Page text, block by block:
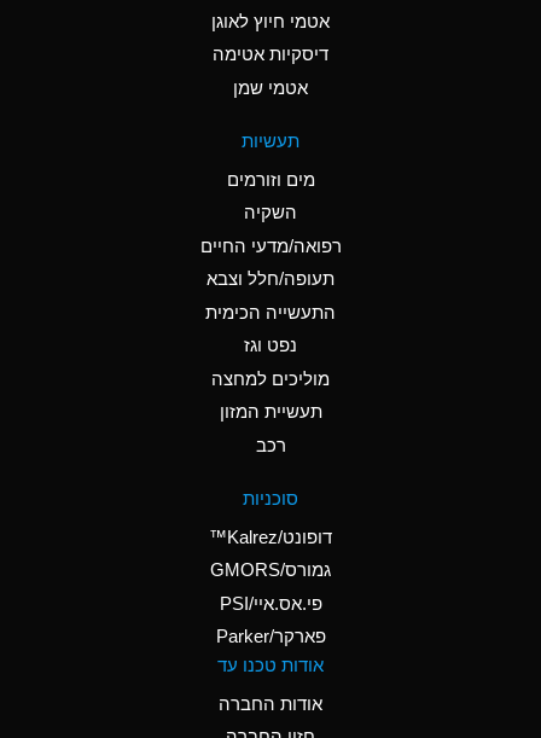
Ammonia Gas (cold)
A
Ammonia Gas (hot)
Ammonium Hydroxide
D
Ammonium Nitrate
Ammonium Nitrite
Ammonium Persulfate
Ammonium Phosphate
A
Ammonium Sulfate
A
Amyl Acetate (Banana
אטמי חיוץ לאוגן
דיסקיות אטימה
אטמי שמן
תעשיות
מים וזורמים
השקיה
רפואה/מדעי החיים
תעופה/חלל וצבא
התעשייה הכימית
נפט וגז
מוליכים למחצה
תעשיית המזון
רכב
סוכניות
דופונט/Kalrez™
גמורס/GMORS
פי.אס.איי/PSI
פארקר/Parker
אודות טכנו עד
אודות החברה